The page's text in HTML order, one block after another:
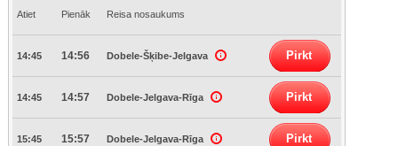
Atiet Pienāk Reisa nosaukums
14:45 14:56 Dobele-Šķibe-Jelgava Pirkt
14:45 14:57 Dobele-Jelgava-Rīga Pirkt
15:45 15:57 Dobele-Jelgava-Rīga Pirkt